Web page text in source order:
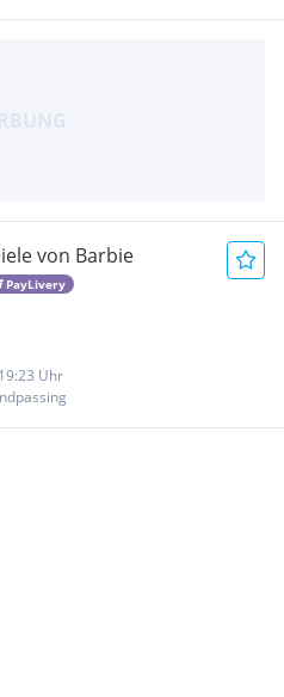
von Barbie
PayLivery
Uhr